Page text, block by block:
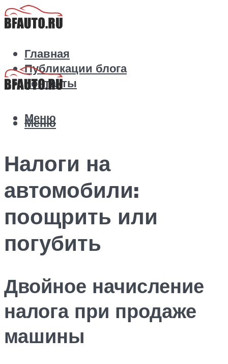
Главная
Публикации блога
Контакты
Меню
Меню
Налоги на
автомобили:
поощрить или
погубить
Двойное начисление
налога при продаже
машины